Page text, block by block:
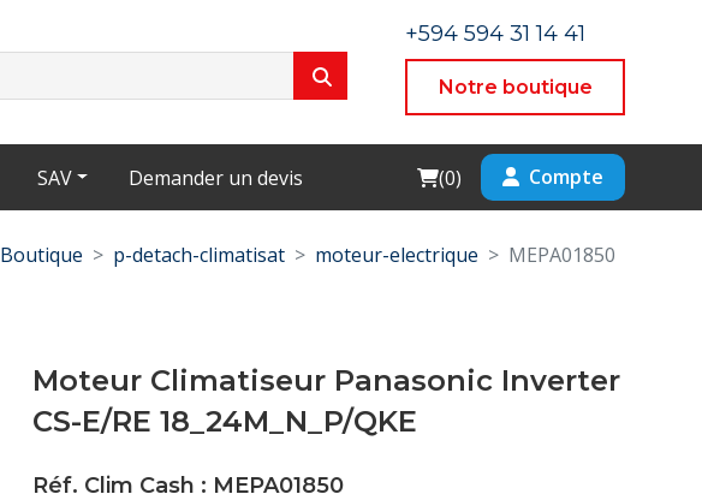
+594 594 31 14 41
Notre boutique
SAV Demander un devis Cart
(0) Compte
Boutique p-detach-climatisat moteur-electrique MEPA01850
Moteur Climatiseur Panasonic Inverter
CS-E/RE 18_24M_N_P/QKE
Réf. Clim Cash : MEPA01850